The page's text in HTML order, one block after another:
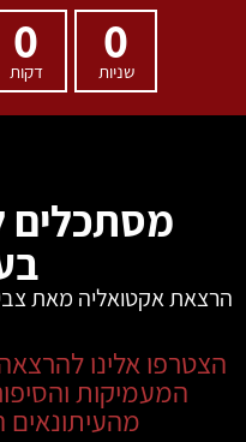
0
שניות
0
דקות
מסתכלים
הרצאת אקטואליה מאת
הצטרפו אלינו
המעמיקות
מהעיתונאים